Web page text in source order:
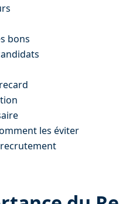
bons
les éviter
recrutement